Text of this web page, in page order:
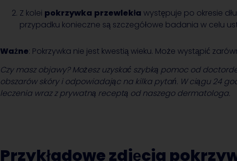
Z kolei pokrzywka przewlekła występuje po okresie
przypadku konieczne są szczegółowe badania w celu
Ważne: Pokrzywka nie jest kwestią wieku. Może wystąpić
Czy masz objawy? Możesz uzyskać szybką pomoc od
obszarów skóry i odpowiadając na kilka pytań. W ciągu 24
leczenia wraz z prywatną receptą od naszego dermatologa.
Przykładowe zdjęcia